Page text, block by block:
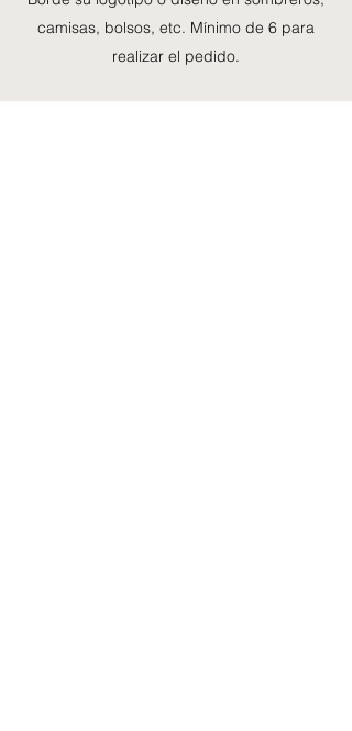
camisas, bolsos, etc. Mínimo de 6 para
realizar el pedido.